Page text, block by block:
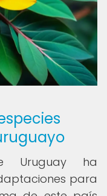
Uruguay ha
para